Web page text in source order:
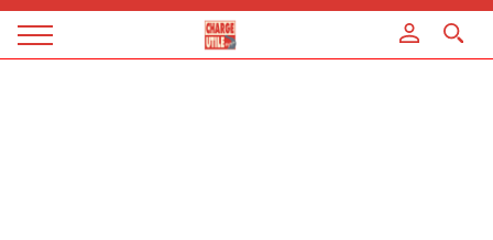
Magazine
Panneau de gestion des cookies